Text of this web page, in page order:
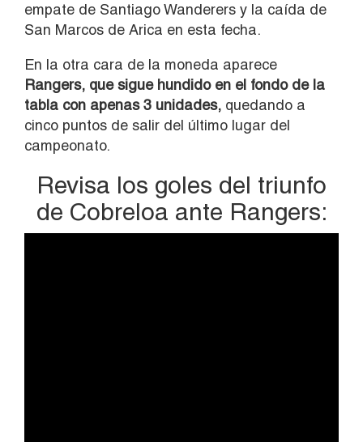
empate de Santiago Wanderers y la caída de
San Marcos de Arica en esta fecha.
En la otra cara de la moneda aparece
Rangers, que sigue hundido en el fondo de la
tabla con apenas 3 unidades, quedando a
cinco puntos de salir del último lugar del
campeonato.
Revisa los goles del triunfo
de Cobreloa ante Rangers: